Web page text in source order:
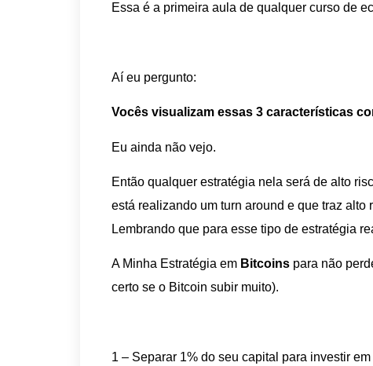
Essa é a primeira aula de qualquer curso de
Aí eu pergunto:
Vocês visualizam essas 3 características
Eu ainda não vejo.
Então qualquer estratégia nela será de alto
está realizando um turn around e que traz
Lembrando que para esse tipo de estratégia
A Minha Estratégia em Bitcoins para não
certo se o Bitcoin subir muito).
1 – Separar 1% do seu capital para investir